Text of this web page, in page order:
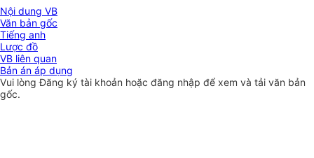
Nội dung VB
Văn bản gốc
Tiếng anh
Lược đồ
VB liên quan
Bản án áp dụng
Vui lòngĐăng ký tài khoản hoặc đăng nhập để xem và tải văn bản
gốc.